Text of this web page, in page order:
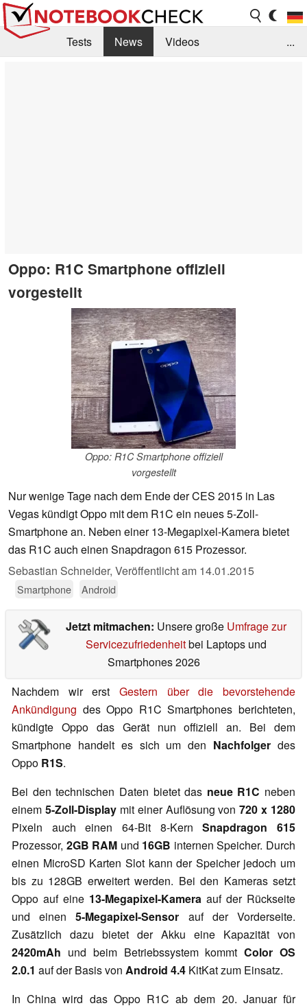
Tests News
Videos
...
Oppo: R1C Smartphone offiziell
vorgestellt
Oppo: R1C Smartphone offiziell
vorgestellt
Nur wenige Tage nach dem Ende der CES 2015 in Las
Vegas kündigt Oppo mit dem R1C ein neues 5-Zoll-
Smartphone an. Neben einer 13-Megapixel-Kamera bietet
das R1C auch einen Snapdragon 615 Prozessor.
Sebastian Schneider, Veröffentlicht am 14.01.2015
Smartphone Android
Jetzt mitmachen: Unsere große Umfrage zur
Servicezufriedenheitbei Laptops und
Smartphones 2026
Nachdem wir erst Gestern über die bevorstehende
Ankündigung des Oppo R1C Smartphones berichteten,
kündigte Oppo das Gerät nun offiziell an. Bei dem
Smartphone handelt es sich um den Nachfolgerdes
Oppo R1S.
Bei den technischen Daten bietet das neue R1C neben
einem 5-Zoll-Displaymit einer Auflösung von720 x 1280
Pixeln auch einen 64-Bit 8-KernSnapdragon 615
Prozessor, 2GB RAM und 16GB internen Speicher. Durch
einen MicroSD Karten Slot kann der Speicher jedoch um
bis zu 128GB erweitert werden. Bei den Kameras setzt
Oppo auf eine 13-Megapixel-Kamera auf der Rückseite
und einen 5-Megapixel-Sensor auf der Vorderseite.
Zusätzlich dazu bietet der Akku eine Kapazität von
2420mAh und beim Betriebssystem kommt Color OS
2.0.1 auf der Basis von Android 4.4 KitKat zum Einsatz.
In China wird das Oppo R1C ab dem 20. Januar für